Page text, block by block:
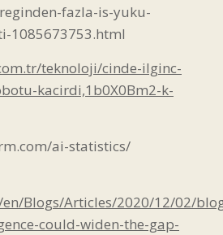
fazla-is-yuku-
1085673753.html
teknoloji/cinde-ilginc-
kacirdi,1b0X0Bm2-k-
ai-statistics/
Blogs/Articles/2020/12/02/
could-widen-the-gap-